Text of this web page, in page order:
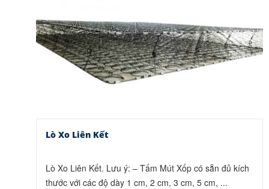
Lò Xo Liên Kết
Lò Xo Liên Kết. Lưu ý: – Tấm Mút Xốp có sẵn đủ kích
thước với các độ dày 1 cm, 2 cm, 3 cm, 5 cm, ...